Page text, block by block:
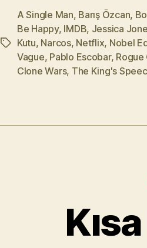
Etiketler
A Single Man, Barış Özcan,
Be Happy, IMDB, Jessica
Kutu, Narcos, Netflix, Nobel
Vague, Pablo Escobar, Rogue
Clone Wars, The King's